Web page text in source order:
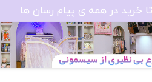
خرید در همه ی پیام رسان ها